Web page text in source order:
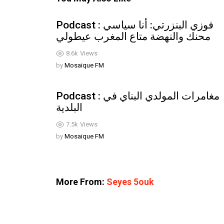
8.6k Views
Podcast : فوزي البنزرتي: أنا سياسي
محنك والنهضة متاع المغرب عيطولي
by Mosaique FM
7.5k Views
Podcast : مغامرات المولدي البناي في
البلدية
by Mosaique FM
More From: Seyes 5ouk